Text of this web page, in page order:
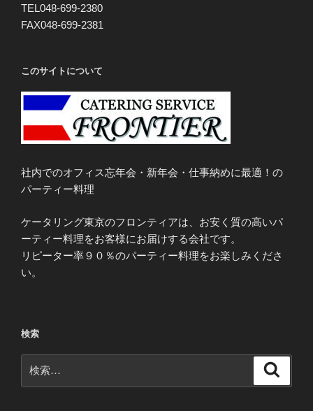
TEL048-699-2380
FAX048-699-2381
このサイトについて
社内でのオフィス忘年会・新年会・仕事納めに最適！の
パーティー料理
ケータリング東京のフロンティアは、お安く質の高いパ
ーティー料理をお客様にお届けする会社です。
リピーター率９０％のパーティー料理をお楽しみくださ
い。
検索
索: